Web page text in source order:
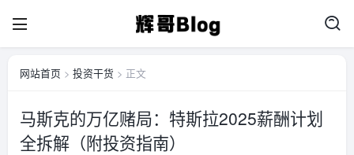
网站首页 > 投资干货 > 正文
马斯克的万亿赌局：特斯拉2025薪酬计划
全拆解（附投资指南）